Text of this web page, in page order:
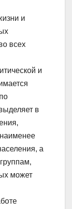
и
всех
и
в
а
может